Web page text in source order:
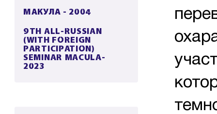
МАКУЛА - 2004
9TH ALL-RUSSIAN
(WITH FOREIGN
PARTICIPATION)
SEMINAR MACULA-
2023